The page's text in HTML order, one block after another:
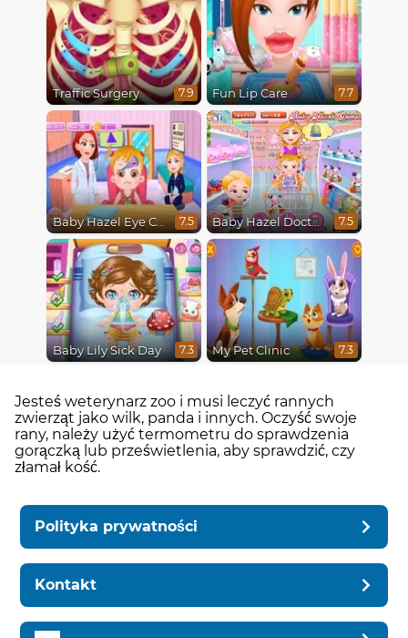
Traffic Surgery 7.9 Fun Lip Care 7.7
Baby Hazel Eye Care 7.5 Baby Hazel Doctor Play 7.5
Baby Lily Sick Day 7.3 My Pet Clinic 7.3
Jesteś weterynarz zoo i musi leczyć rannych
zwierząt jako wilk, panda i innych. Oczyść swoje
rany, należy użyć termometru do sprawdzenia
gorączką lub prześwietlenia, aby sprawdzić, czy
złamał kość.
Polityka prywatności
Kontakt